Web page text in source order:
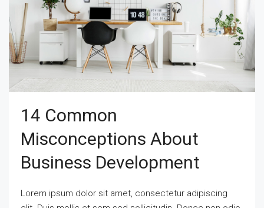
14 Common
Misconceptions About
Business Development
Lorem ipsum dolor sit amet, consectetur adipiscing